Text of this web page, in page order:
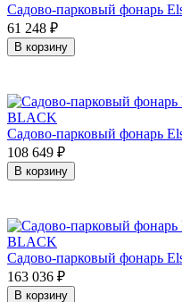
Садово-парковый фонарь
61 248 ₽
В корзину
Садово-парковый фонарь
108 649 ₽
В корзину
Садово-парковый фонарь
163 036 ₽
В корзину